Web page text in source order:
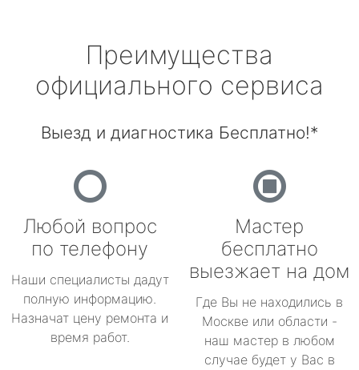
Преимущества
официального сервиса
Выезд и диагностика Бесплатно!*
Любой вопрос
по телефону
Наши специалисты дадут
полную информацию.
Назначат цену ремонта и
время работ.
Мастер
бесплатно
выезжает на дом
Где Вы не находились в
Москве или области -
наш мастер в любом
случае будет у Вас в